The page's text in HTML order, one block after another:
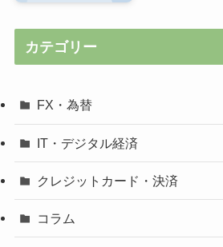
カテゴリー
FX・為替
IT・デジタル経済
クレジットカード・決済
コラム